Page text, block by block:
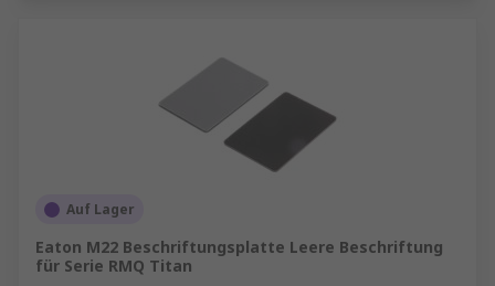
Auf Lager
Eaton M22 Beschriftungsplatte Leere Beschriftung
für Serie RMQ Titan